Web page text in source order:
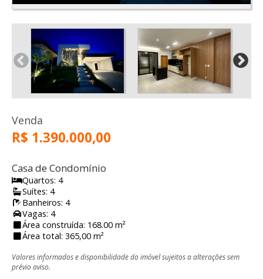
Venda
R$ 1.390.000,00
Casa de Condomínio
Quartos: 4
Suítes: 4
Banheiros: 4
Vagas: 4
Área construída: 168.00 m²
Área total: 365,00 m²
Valores informados e disponibilidade do imóvel sujeitos a alterações sem
prévio aviso.